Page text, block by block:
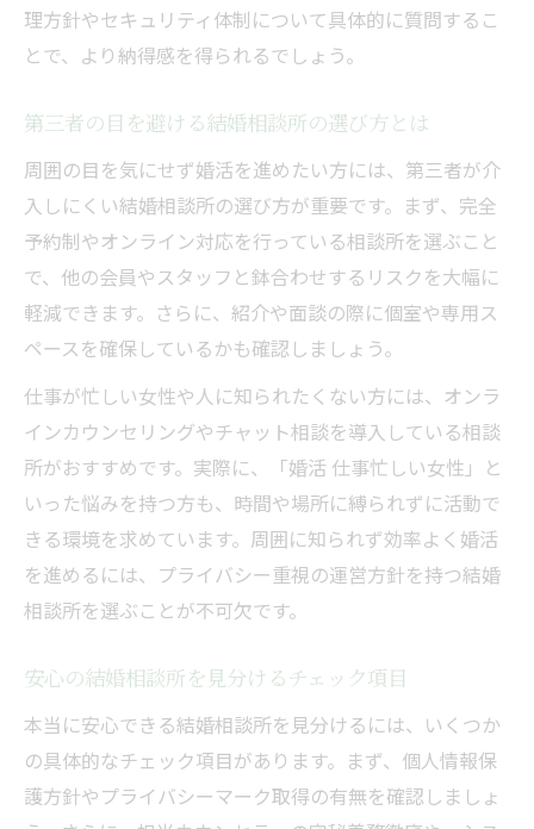
理方針やセキュリティ体制について具体的に質問するこ
とで、より納得感を得られるでしょう。
第三者の目を避ける結婚相談所の選び方とは
周囲の目を気にせず婚活を進めたい方には、第三者が介
入しにくい結婚相談所の選び方が重要です。まず、完全
予約制やオンライン対応を行っている相談所を選ぶこと
で、他の会員やスタッフと鉢合わせするリスクを大幅に
軽減できます。さらに、紹介や面談の際に個室や専用ス
ペースを確保しているかも確認しましょう。
仕事が忙しい女性や人に知られたくない方には、オンラ
インカウンセリングやチャット相談を導入している相談
所がおすすめです。実際に、「婚活 仕事忙しい女性」と
いった悩みを持つ方も、時間や場所に縛られずに活動で
きる環境を求めています。周囲に知られず効率よく婚活
を進めるには、プライバシー重視の運営方針を持つ結婚
相談所を選ぶことが不可欠です。
安心の結婚相談所を見分けるチェック項目
本当に安心できる結婚相談所を見分けるには、いくつか
の具体的なチェック項目があります。まず、個人情報保
護方針やプライバシーマーク取得の有無を確認しましょ